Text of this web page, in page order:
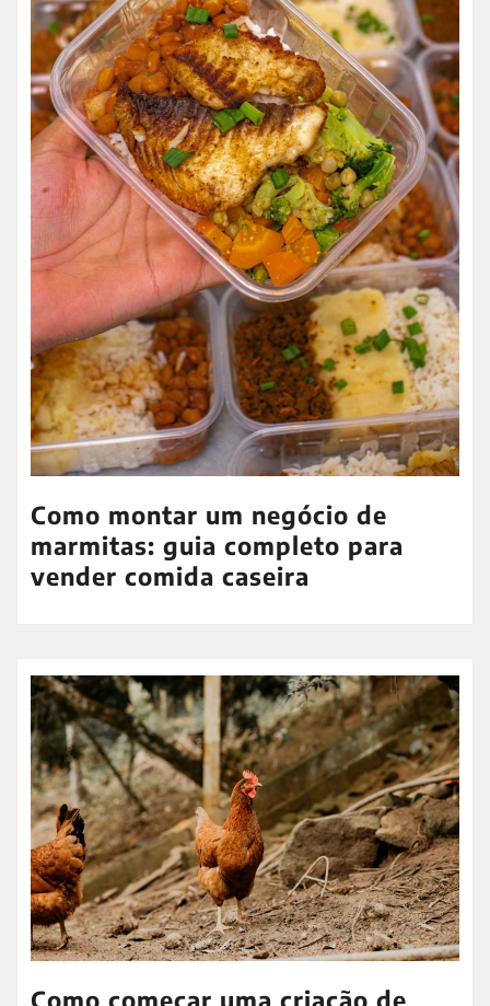
Como montar um negócio de
marmitas: guia completo para
vender comida caseira
Como começar uma criação de